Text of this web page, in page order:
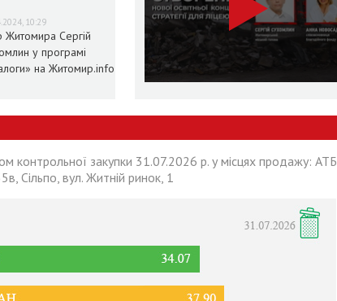
10:29
Сергій
у програмі
на Житомир.info
контрольної закупки 31.07.2026 р. у місцях продажу: АТБ,
Сільпо, вул. Житній ринок, 1